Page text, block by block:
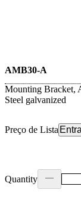
AMB30-A
Mounting Bracket,
Steel galvanized
Preço de Lista
Quantity